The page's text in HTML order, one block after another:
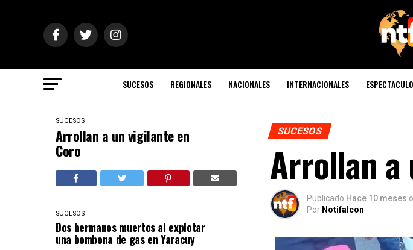
SUCESOS REGIONALES NACIONALES INTERNACIONALES
SUCESOS
Arrollan a un vigilante en
Coro
SUCESOS
Dos hermanos muertos al explotar
una bombona de gas en Yaracuy
SUCESOS
Arrollan a
Publicado Hace 10 meses
Por Notifalcon